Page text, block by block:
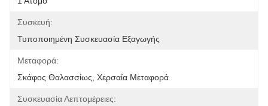
Συσκευή:
Τυποποιημένη Συσκευασία Εξαγωγής
Μεταφορά:
Σκάφος Θαλασσίως, Χερσαία Μεταφορά
Συσκευασία Λεπτομέρειες: